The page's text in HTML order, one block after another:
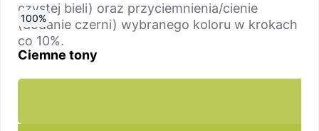
czystej bieli) oraz przyciemnienia/cienie
(dodanie czerni) wybranego koloru w krokach
co 10%.
Ciemne tony
0%
10%
20%
30%
40%
50%
60%
70%
80%
90%
100%